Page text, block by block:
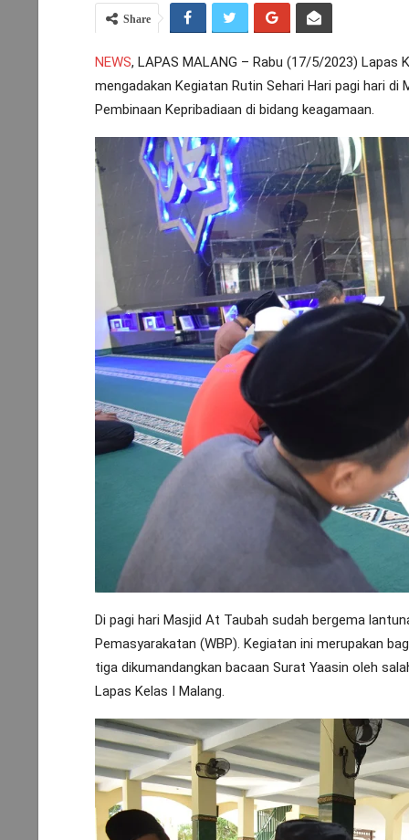
Share
NEWS, LAPAS MALANG – Rabu (17/5/2023) Lapas
mengadakan Kegiatan Rutin Sehari Hari pagi hari
Pembinaan Kepribadiaan di bidang keagamaan.
Di pagi hari Masjid At Taubah sudah bergema
Pemasyarakatan (WBP). Kegiatan ini merupakan
tiga dikumandangkan bacaan Surat Yaasin oleh
Lapas Kelas I Malang.